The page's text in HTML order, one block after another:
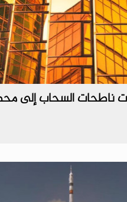
ناطحات السحاب إلى